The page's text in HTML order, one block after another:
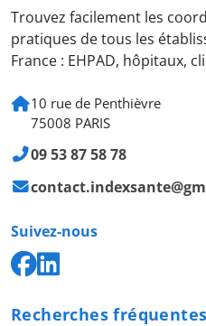
Trouvez facilement les
pratiques de tous les
France : EHPAD, hôpitaux,
10 rue de Penthièvre
75008 PARIS
09 53 87 58 78
Suivez-nous
Recherches fréquentes